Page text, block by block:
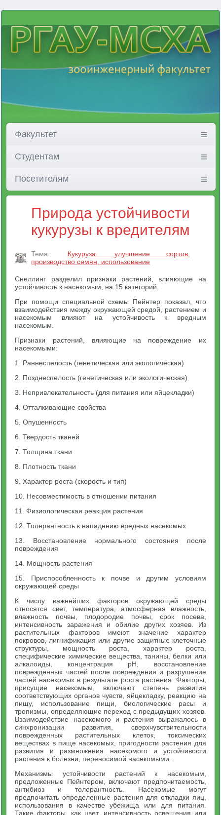
Факультет
Студентам
Посетителям
Природа устойчивости
кукурузы к вредителям
Тема:
Кукуруза: улучшение сортов,
производство семян, использование
Снеллинг разделил признаки растений, влияющие на
устойчивость к насекомым, на 15 категорий.
При помощи специальной схемы Пейнтер показал, что
взаимодействия между окружающей средой, растением и
насекомым влияют на устойчивость к вредным
насекомым.
Признаки растений, влияющие на повреждение их
насекомыми:
1. Раннеспелость (генетическая или экологическая)
2. Позднеспелость (генетическая или экологическая)
3. Непривлекательность (для питания или яйцекладки)
4. Отталкивающие свойства
5. Опушенность
6. Твердость тканей
7. Толщина ткани
8. Плотность ткани
9. Характер роста (скорость и тип)
10. Несовместимость в отношении питания
11. Физиологическая реакция растения
12. Толерантность к нападению вредных насекомых
13. Восстановление нормального состояния после
повреждения
14. Мощность растения
15. Приспособленность к почве и другим условиям
окружающей среды
К числу важнейших факторов окружающей среды
относятся свет, температура, атмосферная влажность,
влажность почвы, плодородие почвы, срок посева,
интенсивность заражения и обилие других хозяев. Из
растительных факторов имеют значение характер
покровов, лигнификация или другие защитные клеточные
структуры, мощность роста, характер роста,
специфические химические вещества, танины, белки или
алкалоиды, концентрация pH, восстановление
поврежденных частей после повреждения и разрушение
частей насекомых в результате роста растения. Факторы,
присущие насекомым, включают степень развития
соответствующих органов чувств, яйцекладку, реакцию на
пищу, использование пищи, биологические расы и
тропизмы, определяющие переход с предыдущих хозяев.
Взаимодействие насекомого и растения выражалось в
синхронизации развития, сверхчувствительности
поврежденных растительных клеток, токсических
веществах в пище насекомых, пригодности растения для
развития и размножения насекомого и устойчивости
растения к болезни, переносимой насекомыми.
Механизмы устойчивости растений к насекомым,
предложенные Пейнтером, включают предпочитаемость,
антибиоз и толерантность. Насекомые могут
предпочитать определенные растения для откладки яиц,
использования в качестве убежища или для питания.
Такие факторы, как цвет, интенсивность освещения или